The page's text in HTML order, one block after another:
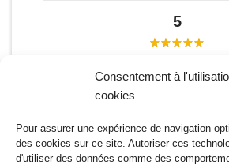
Consentement à
cookies
Pour assurer une expérience de navigation
des cookies sur ce site. Autoriser ces
d'utiliser des données comme des
5
Étiquettes: DLC ROGUELIKE